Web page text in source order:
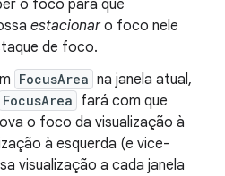
o foco para que
estacionaro foco nele
de foco.
FocusArea na janela atual,
FocusArea fará com que
o foco da visualização à
à esquerda (e vice-
visualização a cada janela